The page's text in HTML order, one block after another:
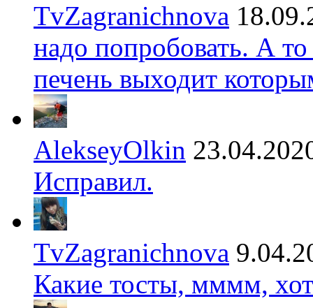
TvZagranichnova
надо попробовать. А
печень выходит
AlekseyOlkin
Исправил.
TvZagranichnova
Какие тосты, мммм,